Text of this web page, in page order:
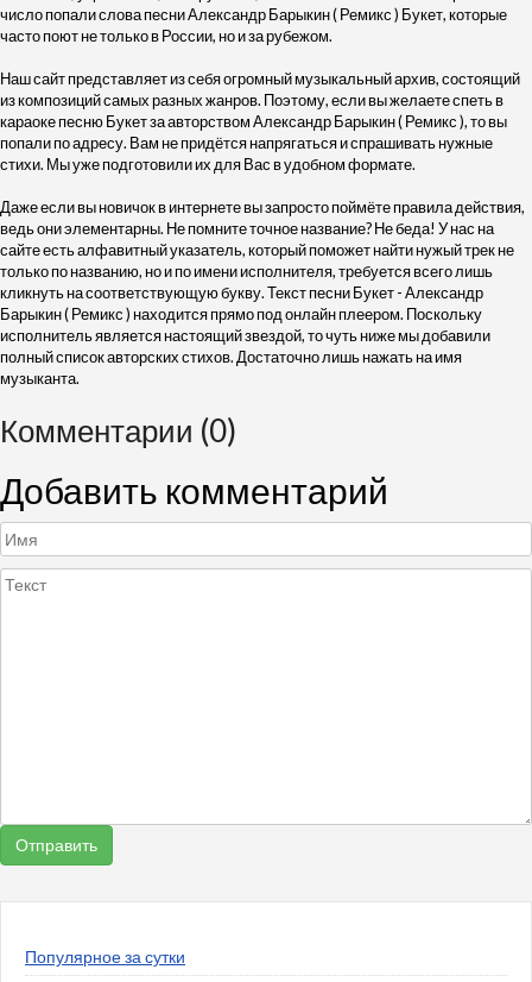
число попали слова песни Александр Барыкин ( Ремикс ) Букет, которые
часто поют не только в России, но и за рубежом.
Наш сайт представляет из себя огромный музыкальный архив, состоящий
из композиций самых разных жанров. Поэтому, если вы желаете спеть в
караоке песню Букет за авторством Александр Барыкин ( Ремикс ), то вы
попали по адресу. Вам не придётся напрягаться и спрашивать нужные
стихи. Мы уже подготовили их для Вас в удобном формате.
Даже если вы новичок в интернете вы запросто поймёте правила действия,
ведь они элементарны. Не помните точное название? Не беда! У нас на
сайте есть алфавитный указатель, который поможет найти нужый трек не
только по названию, но и по имени исполнителя, требуется всего лишь
кликнуть на соответствующую букву. Текст песни Букет - Александр
Барыкин ( Ремикс ) находится прямо под онлайн плеером. Поскольку
исполнитель является настоящий звездой, то чуть ниже мы добавили
полный список авторских стихов. Достаточно лишь нажать на имя
музыканта.
Комментарии (0)
Добавить комментарий
Популярное за сутки